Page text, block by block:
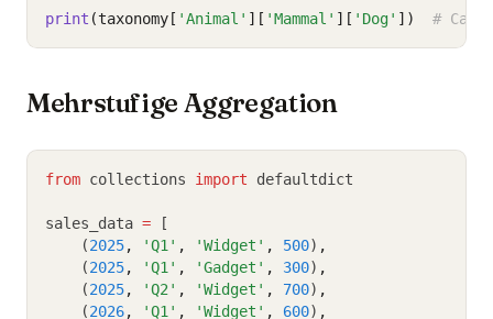
print (taxonomy[ 'Animal' ][ 'Mammal' ][ 'Dog' ]) #
Mehrstufige Aggregation
from collections import defaultdict
sales_data = [
    (
2025, 'Q1' , 'Widget' , 500) ,
    (
2025, 'Q1' , 'Gadget' , 300) ,
    (
2025, 'Q2' , 'Widget' , 700) ,
    (
2026, 'Q1' , 'Widget' , 600) ,